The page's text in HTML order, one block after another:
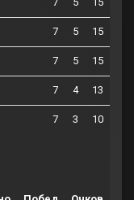
7 5 15
7 5 15
7 4 13
7 3 10